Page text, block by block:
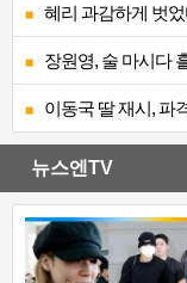
혜리 과감하게 벗
장원영, 술 마시다
이동국 딸 재시, 파
뉴스엔TV